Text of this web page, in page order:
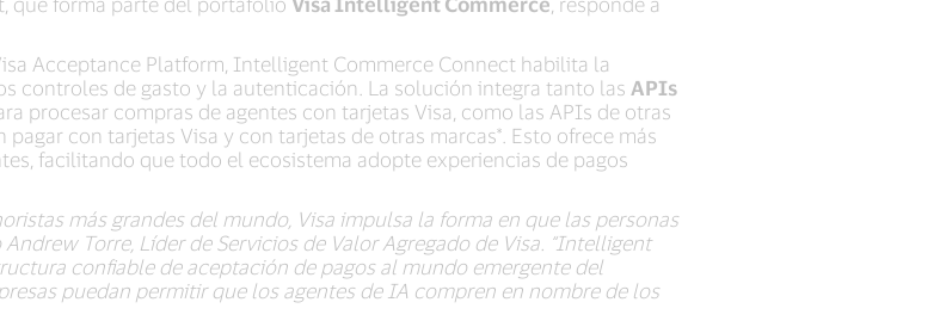
Acceptance Platform, Intelligent Commerce Connect habilita la
controles de gasto y la autenticación. La solución integra tanto las APIs
procesar compras de agentes con tarjetas Visa, como las APIs de otras
con tarjetas Visa y con tarjetas de otras marcas*. Esto ofrece más
facilitando que todo el ecosistema adopte experiencias de pagos
más grandes del mundo, Visa impulsa la forma en que las personas
Torre, Líder de Servicios de Valor Agregado de Visa. “Intelligent
confiable de aceptación de pagos al mundo emergente del
puedan permitir que los agentes de IA compren en nombre de los